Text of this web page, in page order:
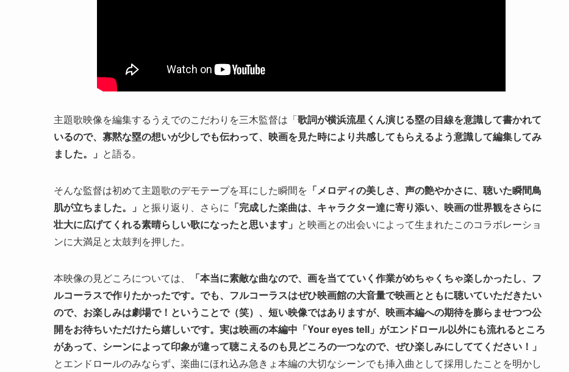
主題歌映像を編集するうえでのこだわりを三木監督は「歌詞が横浜流星くん演じる塁の目線を意識して書かれて
いるので、寡黙な塁の想いが少しでも伝わって、映画を見た時により共感してもらえるよう意識して編集してみ
ました。」 と語る。
そんな監督は初めて主題歌のデモテープを耳にした瞬間を 「メロディの美しさ、声の艶やかさに、聴いた瞬間鳥
肌が立ちました。」 と振り返り、さらに 「完成した楽曲は、キャラクター達に寄り添い、映画の世界観をさらに
壮大に広げてくれる素晴らしい歌になったと思います」 と映画との出会いによって生まれたこのコラボレーショ
ンに大満足と太鼓判を押した。
本映像の見どころについては、
「本当に素敵な曲なので、画を当てていく作業がめちゃくちゃ楽しかったし、フ
ルコーラスで作りたかったです。でも、フルコーラスはぜひ映画館の大音量で映画とともに聴いていただきたい
ので、お楽しみは劇場で！ということで（笑）、短い映像ではありますが、映画本編への期待を膨らませつつ公
開をお待ちいただけたら嬉しいです。実は映画の本編中「Your eyes tell」がエンドロール以外にも流れるところ
があって、シーンによって印象が違って聴こえるのも見どころの一つなので、ぜひ楽しみにしててください！」
とエンドロールのみならず、 楽曲にほれ込み急きょ本編の大切なシーンでも挿入曲として採用したことを明かし